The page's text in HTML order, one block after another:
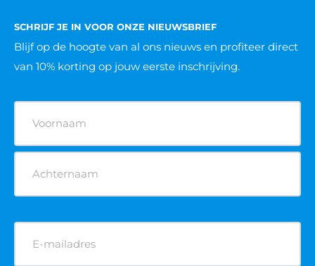
SCHRIJF JE IN VOOR ONZE NIEUWSBRIEF
Blijf op de hoogte van al ons nieuws en profiteer direct
van 10% korting op jouw eerste inschrijving.
(Vereist)
E-
(Vereist)